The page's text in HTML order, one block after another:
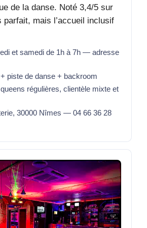
de la danse. Noté 3,4/5 sur
mais l’accueil inclusif
et samedi de 1h à 7h — adresse
piste de danse + backroom
régulières, clientèle mixte et
30000 Nîmes — 04 66 36 28